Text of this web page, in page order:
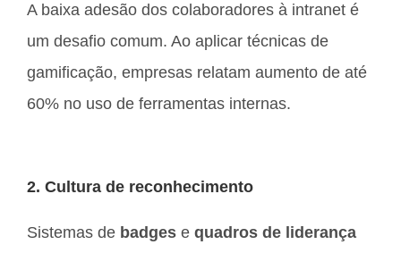
A baixa adesão dos colaboradores à intranet é
um desafio comum. Ao aplicar técnicas de
gamificação, empresas relatam aumento de até
60% no uso de ferramentas internas.
2. Cultura de reconhecimento
Sistemas de badges e quadros de liderança